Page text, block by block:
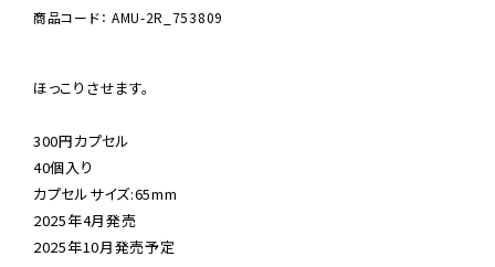
商品コード： AMU-2R_753809
ほっこりさせます。
300円カプセル
40個入り
カプセルサイズ:65mm
2025年4月発売
2025年10月発売予定